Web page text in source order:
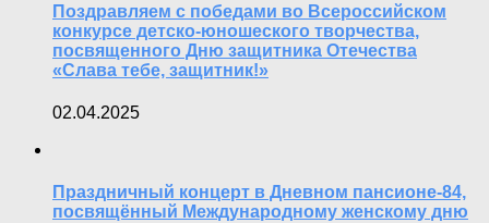
Поздравляем с победами во Всероссийском
конкурсе детско-юношеского творчества,
посвященного Дню защитника Отечества
«Слава тебе, защитник!»
02.04.2025
Праздничный концерт в Дневном пансионе-84,
посвящённый Международному женскому дню